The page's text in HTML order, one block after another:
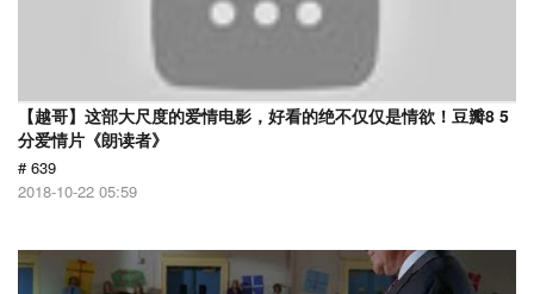
【越哥】这部大尺度的爱情电影，好看的绝不仅仅是情欲！豆瓣8 5
分爱情片《朗读者》
# 639
2018-10-22 05:59